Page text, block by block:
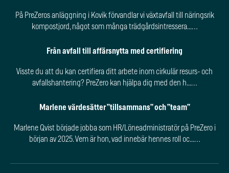
På PreZeros anläggning i Kovik förvandlar vi växtavfall till näringsrik
kompostjord, något som många trädgårdsintressera...…
Från avfall till affärsnytta med certifiering
Visste du att du kan certifiera ditt arbete inom cirkulär resurs- och
avfallshantering? PreZero kan hjälpa dig med den h...…
Marlene värdesätter ”tillsammans” och ”team”
Marlene Qvist började jobba som HR/Löneadministratör på PreZero i
början av 2025. Vem är hon, vad innebär hennes roll oc...…